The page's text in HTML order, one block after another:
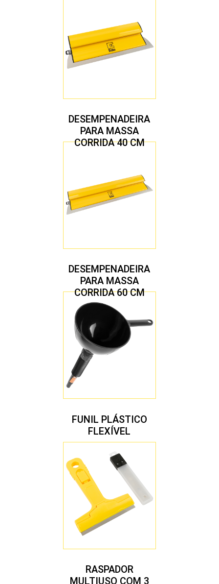
DESEMPENADEIRA
PARA MASSA
CORRIDA 40 CM
DESEMPENADEIRA
PARA MASSA
CORRIDA 60 CM
FUNIL PLÁSTICO
FLEXÍVEL
RASPADOR
MULTIUSO COM 3